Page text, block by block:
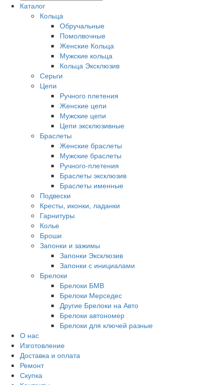
Каталог
Кольца
Обручальные
Помолвочные
Женские Кольца
Мужские кольца
Кольца Эксклюзив
Серьги
Цепи
Ручного плетения
Женские цепи
Мужские цепи
Цепи эксклюзивные
Браслеты
Женские браслеты
Мужские браслеты
Ручного-плетения
Браслеты эксклюзив
Браслеты именные
Подвески
Кресты, иконки, ладанки
Гарнитуры
Колье
Броши
Запонки и зажимы
Запонки Эксклюзив
Запонки с инициалами
Брелоки
Брелоки БМВ
Брелоки Мерседес
Другие Брелоки на Авто
Брелоки автономер
Брелоки для ключей разные
О нас
Изготовление
Доставка и оплата
Ремонт
Скупка